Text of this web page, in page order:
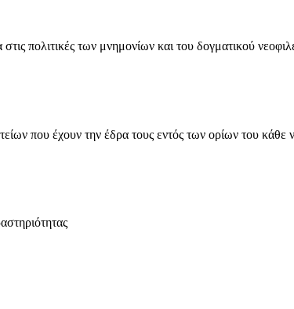
πολιτικές των μνημονίων και του δογματικού
που έχουν την έδρα τους εντός των ορίων του κάθε